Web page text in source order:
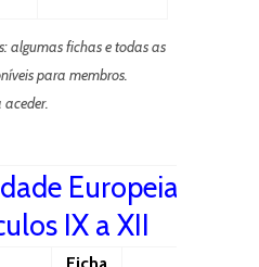
algumas fichas e todas as
para membros.
Europeia nos
IX a XII